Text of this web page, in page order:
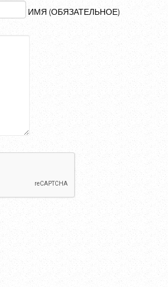
ИМЯ (ОБЯЗАТЕЛЬНОЕ)